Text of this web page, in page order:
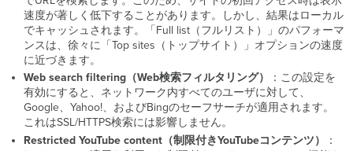
ッ
ク
ま
た
は
ホ
ワ
イ
ト
速度が著しく低下することがあります。しかし、結果はローカル
でキャッシュされます。「Full list（フルリスト）」のパフォーマ
ンスは、徐々に「Top sites（トップサイト）」オプションの速度
に近づきます。
Web search filtering（Web検索フィルタリング）
：この設定を
有効にすると、ネットワーク内すべてのユーザに対して、
Google、Yahoo!、およびBingのセーフサーチが適用されます。
これはSSL/HTTPS検索には影響しません。
Restricted YouTube content（制限付きYouTubeコンテンツ）
：